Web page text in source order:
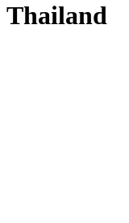
Thailand